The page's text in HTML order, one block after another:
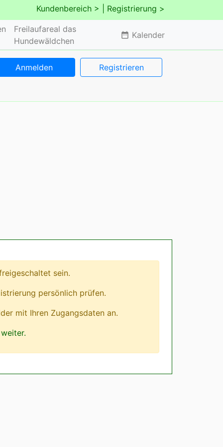
Kundenbereich > | Registrierung >
Freilaufareal das
Hundewäldchen
date_range Kalender
Anmelden Registrieren
sein.
persönlich prüfen.
mit Ihren Zugangsdaten an.